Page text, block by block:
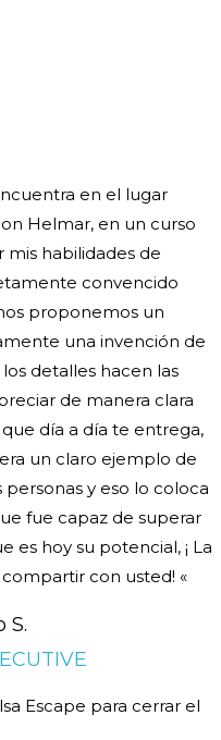
en el lugar
Helmar, en un curso
mis habilidades de
convencido
proponemos un
una invención de
detalles hacen las
de manera clara
día a día te entrega,
un claro ejemplo de
y eso lo coloca
fue capaz de superar
es hoy su potencial, ¡ La
con usted! «
S.
Escape para cerrar el